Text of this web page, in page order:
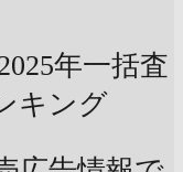
年一括査
キング